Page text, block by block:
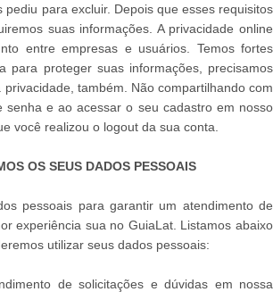
pediu para excluir. Depois que esses requisitos
suas informações. A privacidade online
entre empresas e usuários. Temos fortes
para proteger suas informações, precisamos
também. Não compartilhando com
senha e ao acessar o seu cadastro em nosso
você realizou o logout da sua conta.
OS SEUS DADOS PESSOAIS
pessoais para garantir um atendimento de
experiência sua no GuiaLat. Listamos abaixo
utilizar seus dados pessoais:
de solicitações e dúvidas em nossa